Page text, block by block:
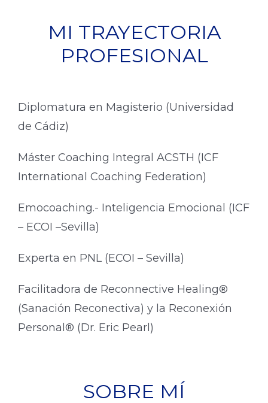
MI TRAYECTORIA
PROFESIONAL
Diplomatura en Magisterio (Universidad
de Cádiz)
Máster Coaching Integral ACSTH (ICF
International Coaching Federation)
Emocoaching.- Inteligencia Emocional (ICF
– ECOI –Sevilla)
Experta en PNL (ECOI – Sevilla)
Facilitadora de Reconnective Healing®
(Sanación Reconectiva) y la Reconexión
Personal® (Dr. Eric Pearl)
SOBRE MÍ